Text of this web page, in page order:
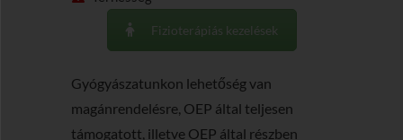
Fizioterápiás kezelések
Gyógyászatunkon lehetőség van
magánrendelésre, OEP által teljesen
támogatott, illetve OEP által részben